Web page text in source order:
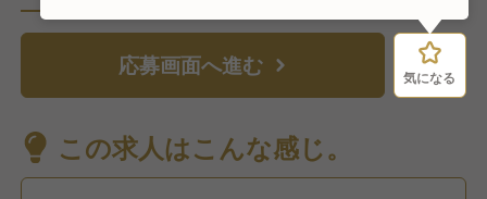
応募画面へ進む 気になる
この求人はこんな感じ。
気になる